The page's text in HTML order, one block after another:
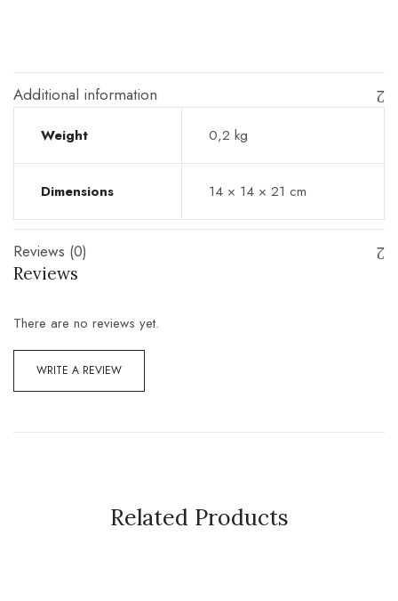
Additional information
Weight 0,2 kg
Dimensions 14 × 14 × 21 cm
Reviews (0)
Reviews
There are no reviews yet.
WRITE A REVIEW
Related Products